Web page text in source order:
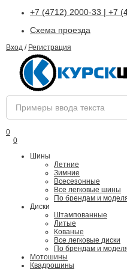
+7 (4712) 2000-33 | +7
Схема проезда
Вход / Регистрация
0
0
Шины
Летние
Зимние
Всесезонные
Все легковые шины
По брендам и
Диски
Штампованные
Литые
Кованые
Все легковые диски
По брендам и
Мотошины
Квадрошины